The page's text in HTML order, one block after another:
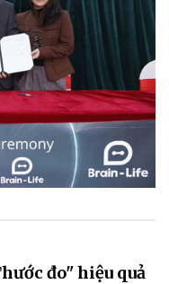
đo" hiệu quả